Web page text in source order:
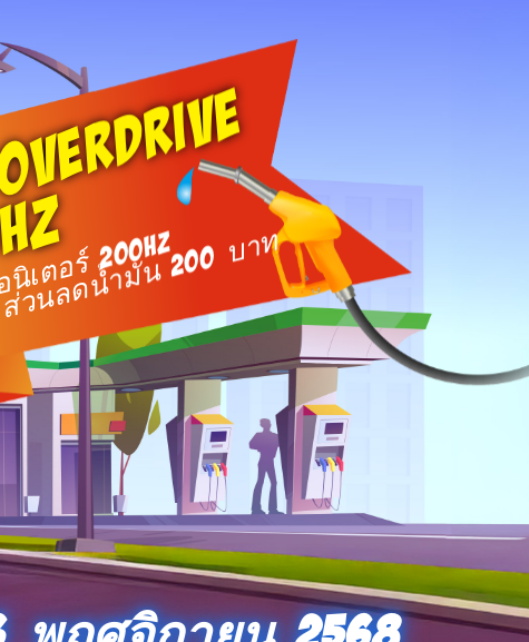
ตอร์ 200HZ
นลดน้ำมัน 200 บาท